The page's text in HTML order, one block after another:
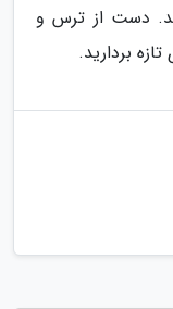
دست از ترس و
بردارید.